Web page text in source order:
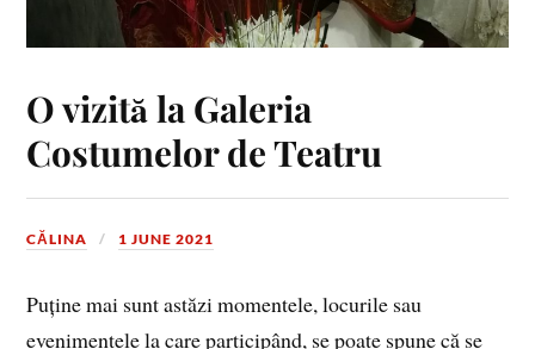
O vizită la Galeria
Costumelor de Teatru
CĂLINA 1 JUNE 2021
Puține mai sunt astăzi momentele, locurile sau
evenimentele la care participând, se poate spune că se